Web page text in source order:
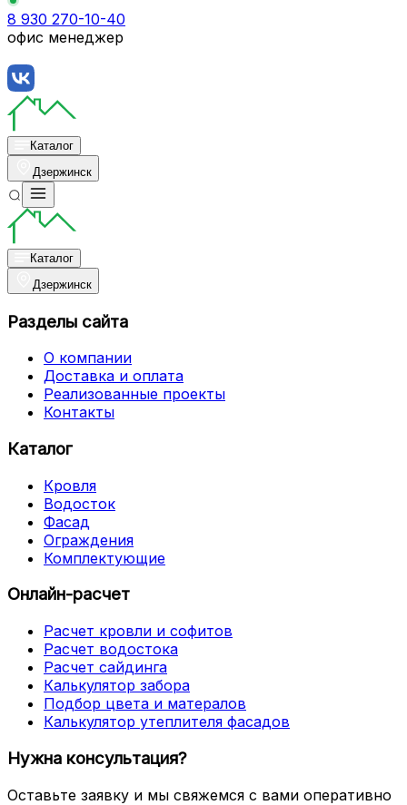
8 930 270-10-40
офис менеджер
Каталог
Дзержинск
Каталог
Дзержинск
Разделы сайта
О компании
Доставка и оплата
Реализованные проекты
Контакты
Каталог
Кровля
Водосток
Фасад
Ограждения
Комплектующие
Онлайн-расчет
Расчет кровли и софитов
Расчет водостока
Расчет сайдинга
Калькулятор забора
Подбор цвета и матералов
Калькулятор утеплителя фасадов
Нужна консультация?
Оставьте заявку и мы свяжемся с вами оперативно